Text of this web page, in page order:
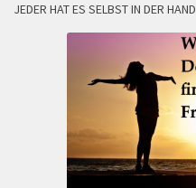
JEDER HAT ES SELBST IN DER HAND